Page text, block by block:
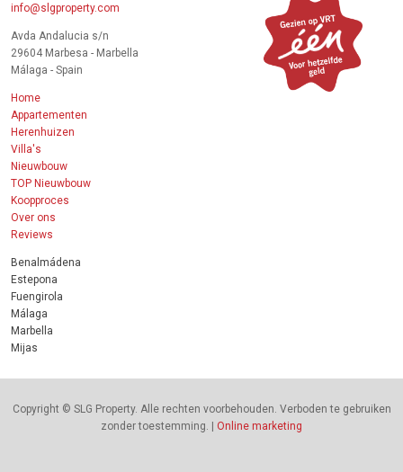
info@slgproperty.com
Avda Andalucia s/n
29604 Marbesa - Marbella
Málaga - Spain
Home
Appartementen
Herenhuizen
Villa's
Nieuwbouw
TOP Nieuwbouw
Koopproces
Over ons
Reviews
Benalmádena
Estepona
Fuengirola
Málaga
Marbella
Mijas
Copyright © SLG Property. Alle rechten voorbehouden. Verboden te gebruiken
zonder toestemming. | Online marketing